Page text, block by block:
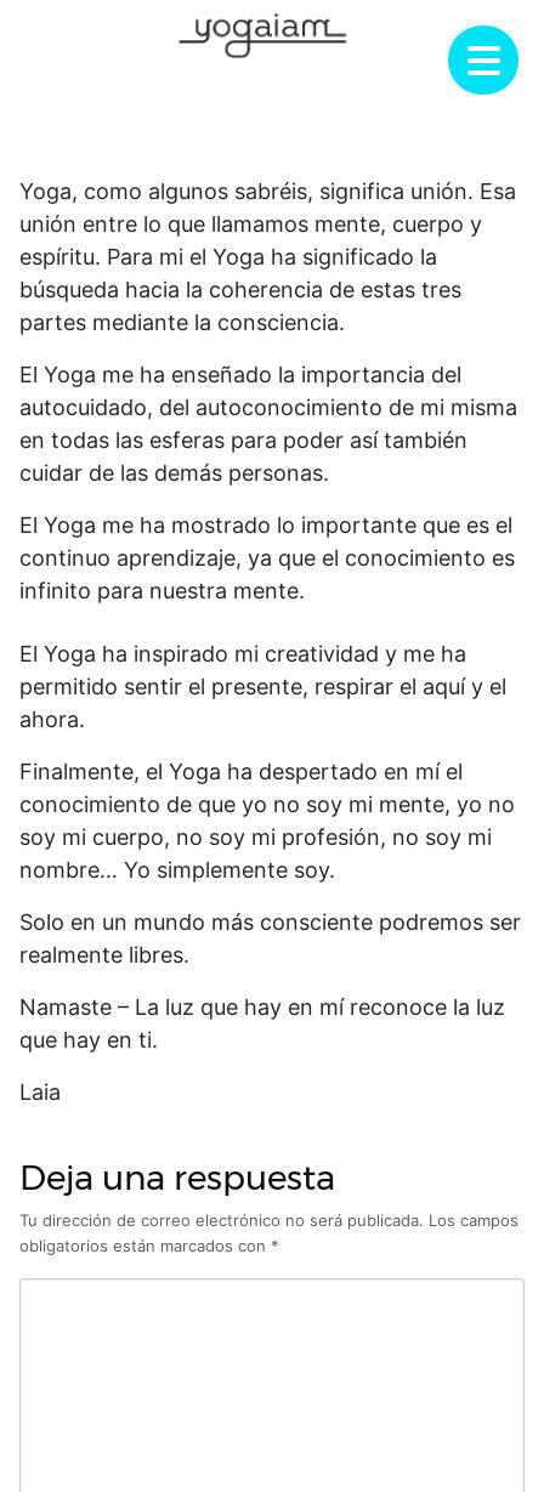
Yoga, como algunos sabréis, significa unión. Esa
unión entre lo que llamamos mente, cuerpo y
espíritu. Para mi el Yoga ha significado la
búsqueda hacia la coherencia de estas tres
partes mediante la consciencia.
El Yoga me ha enseñado la importancia del
autocuidado, del autoconocimiento de mi misma
en todas las esferas para poder así también
cuidar de las demás personas.
El Yoga me ha mostrado lo importante que es el
continuo aprendizaje, ya que el conocimiento es
infinito para nuestra mente.
El Yoga ha inspirado mi creatividad y me ha
permitido sentir el presente, respirar el aquí y el
ahora.
Finalmente, el Yoga ha despertado en mí el
conocimiento de que yo no soy mi mente, yo no
soy mi cuerpo, no soy mi profesión, no soy mi
nombre… Yo simplemente soy.
Solo en un mundo más consciente podremos ser
realmente libres.
Namaste – La luz que hay en mí reconoce la luz
que hay en ti.
Laia
Deja una respuesta
Tu dirección de correo electrónico no será publicada. Los campos
obligatorios están marcados con *